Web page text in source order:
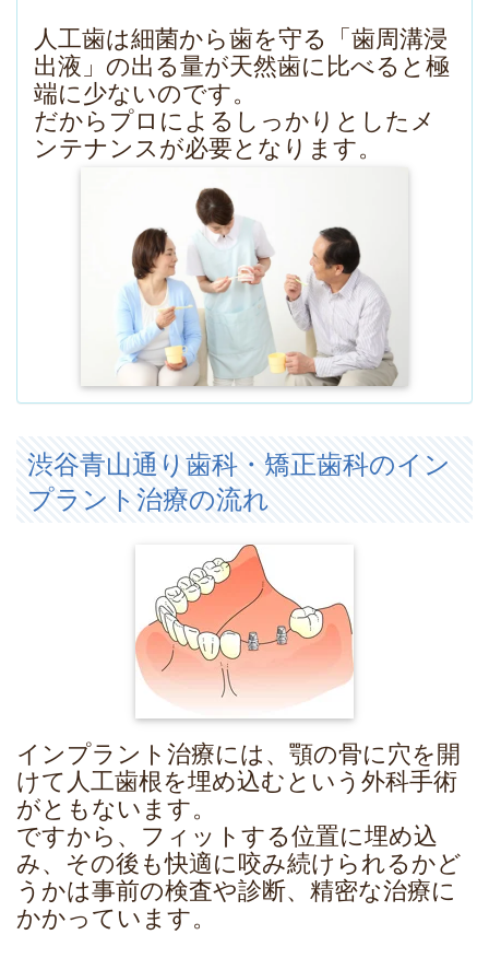
人工歯は細菌から歯を守る「歯周溝浸
出液」の出る量が天然歯に比べると極
端に少ないのです。
だからプロによるしっかりとしたメ
ンテナンスが必要となります。
渋谷青山通り歯科・矯正歯科のイン
プラント治療の流れ
インプラント治療には、顎の骨に穴を開
けて人工歯根を埋め込むという外科手術
がともないます。
ですから、フィットする位置に埋め込
み、その後も快適に咬み続けられるかど
うかは事前の検査や診断、精密な治療に
かかっています。